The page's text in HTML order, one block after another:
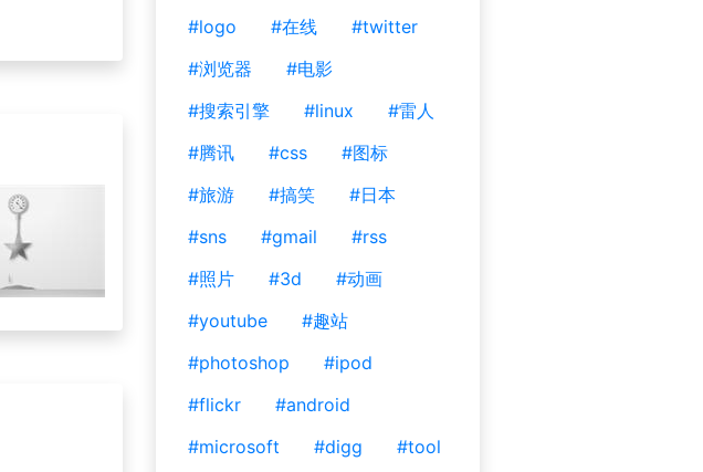
#logo
#在线
#twitter
#浏览器
#电影
#搜索引擎
#linux
#雷人
#腾讯
#css
#图标
#旅游
#搞笑
#日本
#sns
#gmail
#rss
#照片
#3d
#动画
#youtube
#趣站
#photoshop
#ipod
#flickr
#android
#microsoft
#digg
#tool